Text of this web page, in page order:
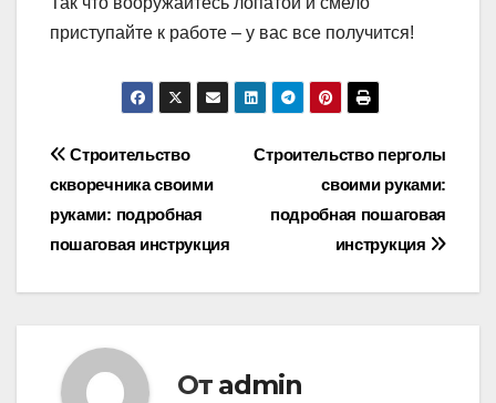
приступайте к работе – у вас все получится!
Навигация
по
записям
Строительство перголы
своими руками:
подробная пошаговая
инструкция
Строительство
скворечника своими
руками: подробная
пошаговая инструкция
От admin